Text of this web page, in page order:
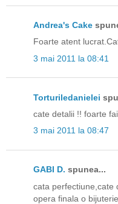
Andrea's Cake
Foarte atent
3 mai 2011 la 08:41
Torturiledanielei
cate detalii !! foarte
3 mai 2011 la 08:47
GABI D. spunea...
cata perfectiune,cate
opera finala o